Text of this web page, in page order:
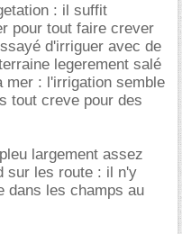
: il suffit
pour tout faire crever
d'irriguer avec de
legerement salé
mer : l'irrigation semble
tout creve pour des
largement assez
sur les route : il n'y
dans les champs au